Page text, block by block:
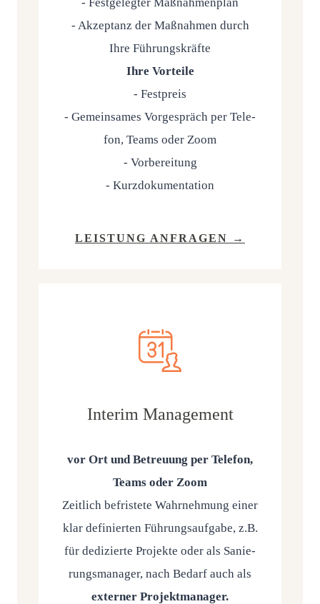
- Akzep­tanz der Maß­nah­men durch
Ihre Füh­rungs­kräf­te
Ihre Vor­tei­le
- Fest­preis
- Gemein­sa­mes Vor­ge­spräch per Tele­
fon, Teams oder Zoom
- Vor­be­rei­tung
- Kurz­do­ku­men­ta­ti­on
LEIS­TUNG ANFRAGEN →
Interim Management
vor Ort und Betreu­ung per Tele­fon,
Teams oder Zoom
Zeit­lich befris­te­te Wahr­neh­mung einer
klar defi­nier­ten Füh­rungs­auf­ga­be, z.B.
für dedi­zier­te Pro­jek­te oder als Sanie­
rungs­ma­na­ger, nach Bedarf auch als
exter­ner Pro­jekt­ma­na­ger.